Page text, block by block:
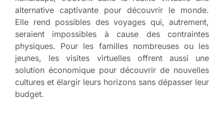
alternative captivante pour découvrir le monde.
Elle rend possibles des voyages qui, autrement,
seraient impossibles à cause des contraintes
physiques. Pour les familles nombreuses ou les
jeunes, les visites virtuelles offrent aussi une
solution économique pour découvrir de nouvelles
cultures et élargir leurs horizons sans dépasser leur
budget.